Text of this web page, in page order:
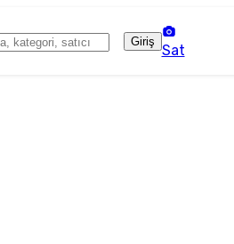
Giriş
Sat